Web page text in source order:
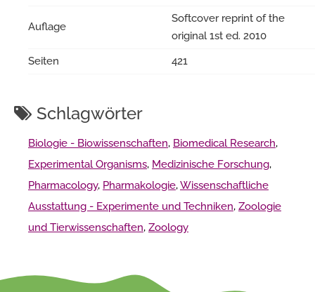
Auflage
Softcover reprint of the
original 1st ed. 2010
Seiten
421
Schlagwörter
Biologie - Biowissenschaften, Biomedical Research,
Experimental Organisms, Medizinische Forschung,
Pharmacology, Pharmakologie,Wissenschaftliche
Ausstattung - Experimente und Techniken, Zoologie
und Tierwissenschaften, Zoology